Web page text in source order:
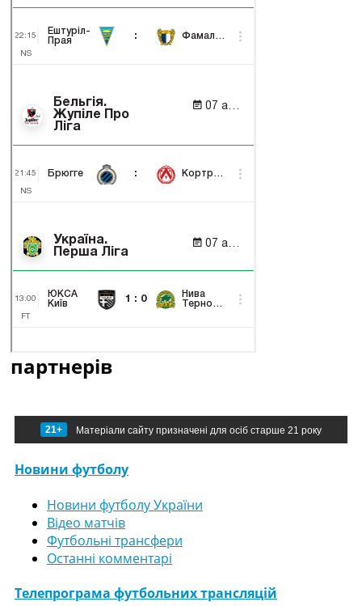
партнерів
21+ Матеріали сайту призначені для осіб старше 21 року
Новини футболу
Новини футболу України
Відео матчів
Футбольні трансфери
Останні комментарі
Телепрограма футбольних трансляцій